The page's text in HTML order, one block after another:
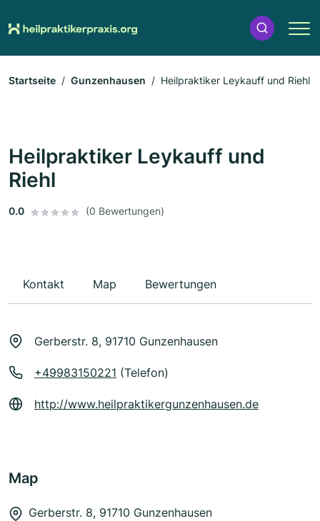
Startseite Gunzenhausen Heilpraktiker Leykauff und Riehl
Heilpraktiker Leykauff und
Riehl
0.0 (0 Bewertungen)
Kontakt Map Bewertungen
Gerberstr. 8, 91710 Gunzenhausen
+49983150221 (Telefon)
http://www.heilpraktikergunzenhausen.de
Map
Gerberstr. 8, 91710 Gunzenhausen